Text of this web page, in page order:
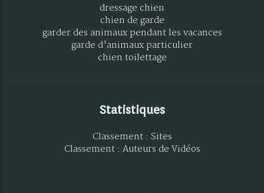
dressage chien
chien de garde
garder des animaux pendant les vacances
garde d'animaux particulier
chien toilettage
Statistiques
Classement : Sites
Classement : Auteurs de Vidéos